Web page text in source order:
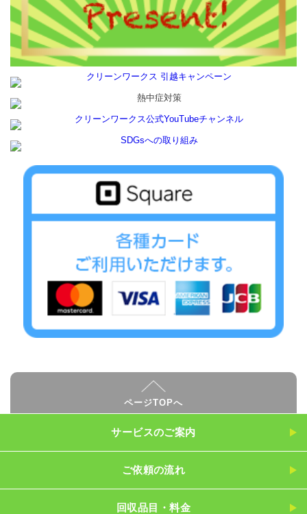
ページTOPへ
サービスのご案内
ご依頼の流れ
回収品目・料金